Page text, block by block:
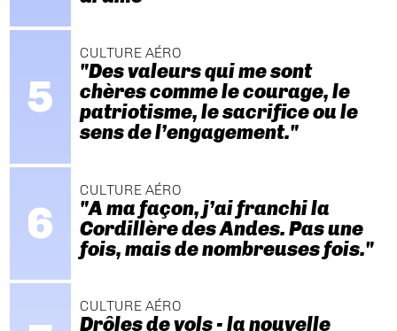
CULTURE AÉRO
"Des valeurs qui me sont
chères comme le courage, le
patriotisme, le sacrifice ou le
sens de l’engagement."
CULTURE AÉRO
"A ma façon, j’ai franchi la
Cordillère des Andes. Pas une
fois, mais de nombreuses fois."
CULTURE AÉRO
Drôles de vols - la nouvelle